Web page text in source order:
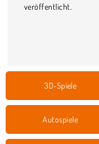
veröffentlicht.
3D-Spiele
Autospiele